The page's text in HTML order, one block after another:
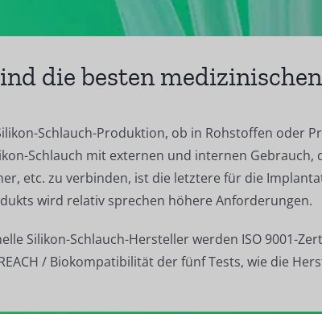
die besten
Schlauch-Produktion, ob in Rohstoffen oder
Schlauch mit externen und internen
etc. zu verbinden, ist die letztere für die
wird relativ sprechen höhere Anforderungen.
Silikon-Schlauch-Hersteller werden ISO 9001-
REACH / Biokompatibilität der fünf Tests, wie die